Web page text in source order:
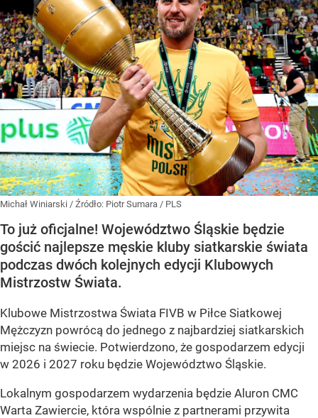
Michał Winiarski / Źródło: Piotr Sumara / PLS
To już oficjalne! Województwo Śląskie będzie
gościć najlepsze męskie kluby siatkarskie świata
podczas dwóch kolejnych edycji Klubowych
Mistrzostw Świata.
Klubowe Mistrzostwa Świata FIVB w Piłce Siatkowej
Mężczyzn powrócą do jednego z najbardziej siatkarskich
miejsc na świecie. Potwierdzono, że gospodarzem edycji
w 2026 i 2027 roku będzie Województwo Śląskie.
Lokalnym gospodarzem wydarzenia będzie Aluron CMC
Warta Zawiercie, która wspólnie z partnerami przywita